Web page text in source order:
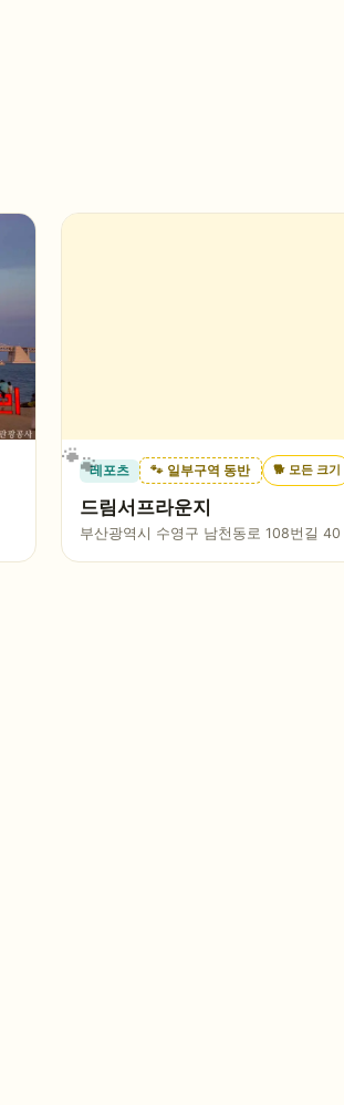
레포츠 🐾 일부구역 동반 🐕 모든 크기
드림서프라운지
부산광역시 수영구 남천동로 108번길 40